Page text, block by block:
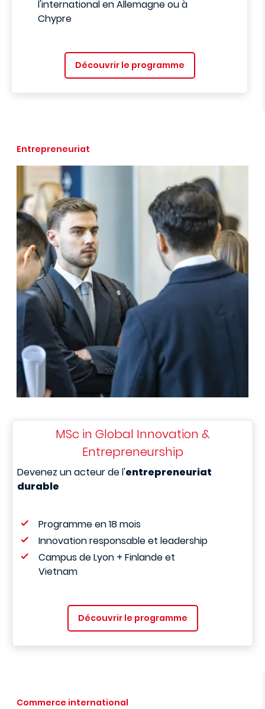
l'international en Allemagne ou à
Chypre
Découvrir le programme
Entrepreneuriat
MSc in Global Innovation &
Entrepreneurship
Devenez un acteur de l'entrepreneuriat
durable
Programme en 18 mois
Innovation responsable et leadership
Campus de Lyon + Finlande et
Vietnam
Découvrir le programme
Commerce international